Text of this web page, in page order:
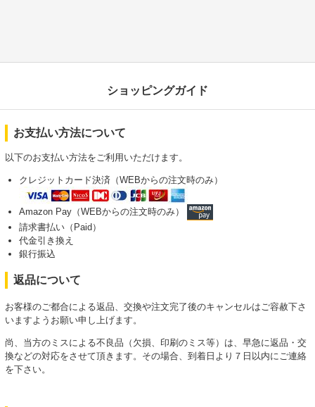
ショッピングガイド
お支払い方法について
以下のお支払い方法をご利用いただけます。
クレジットカード決済（WEBからの注文時のみ）
Amazon Pay（WEBからの注文時のみ）
請求書払い（Paid）
代金引き換え
銀行振込
返品について
お客様のご都合による返品、交換や注文完了後のキャンセルはご容赦下さ
いますようお願い申し上げます。
尚、当方のミスによる不良品（欠損、印刷のミス等）は、早急に返品・交
換などの対応をさせて頂きます。その場合、到着日より７日以内にご連絡
を下さい。